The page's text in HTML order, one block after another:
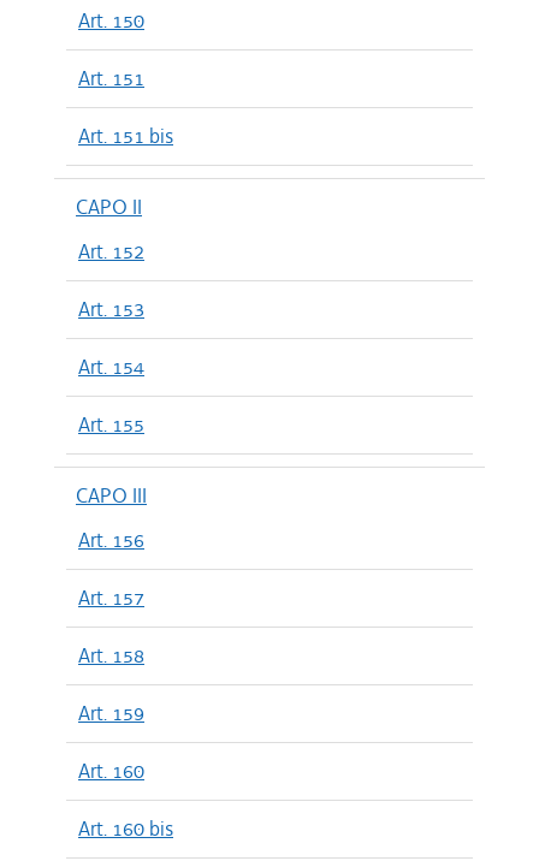
Art. 150
Art. 151
Art. 151 bis
CAPO II
Art. 152
Art. 153
Art. 154
Art. 155
CAPO III
Art. 156
Art. 157
Art. 158
Art. 159
Art. 160
Art. 160 bis